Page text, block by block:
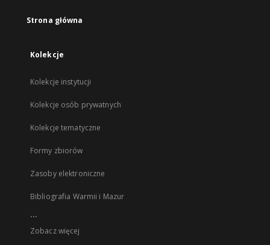
Strona główna
Kolekcje
Kolekcje instytucji
Kolekcje osób prywatnych
Kolekcje tematyczne
Formy zbiorów
Zasoby elektroniczne
Bibliografia Warmii i Mazur
...
Zobacz więcej